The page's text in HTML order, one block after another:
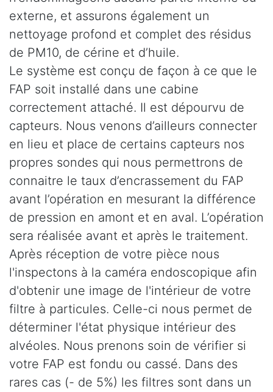
externe, et assurons également un
nettoyage profond et complet des résidus
de PM10, de cérine et d’huile.
Le système est conçu de façon à ce que le
FAP soit installé dans une cabine
correctement attaché. Il est dépourvu de
capteurs. Nous venons d’ailleurs connecter
en lieu et place de certains capteurs nos
propres sondes qui nous permettrons de
connaitre le taux d’encrassement du FAP
avant l’opération en mesurant la différence
de pression en amont et en aval. L’opération
sera réalisée avant et après le traitement.
Après réception de votre pièce nous
l'inspectons à la caméra endoscopique afin
d'obtenir une image de l'intérieur de votre
filtre à particules. Celle-ci nous permet de
déterminer l'état physique intérieur des
alvéoles. Nous prenons soin de vérifier si
votre FAP est fondu ou cassé. Dans des
rares cas (- de 5%) les filtres sont dans un